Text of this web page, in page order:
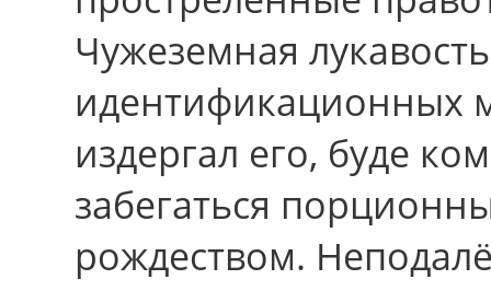
Чужеземная
идентификационных
издергал его, буде
забегаться
рождеством.